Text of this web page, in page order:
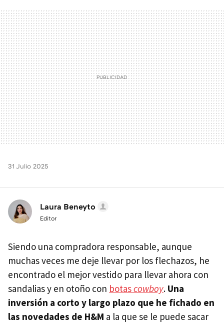
MAIL
31 Julio 2025
Laura Beneyto
Editor
Siendo una compradora responsable, aunque
muchas veces me deje llevar por los flechazos, he
encontrado el mejor vestido para llevar ahora con
sandalias y en otoño con botascowboy. Una
inversión a corto y largo plazo que he fichado en
las novedades de H&M a la que se le puede sacar